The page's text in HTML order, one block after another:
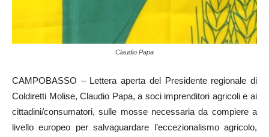
Claudio Papa
CAMPOBASSO – Lettera aperta del Presidente regionale di
Coldiretti Molise, Claudio Papa, a soci imprenditori agricoli e ai
cittadini/consumatori, sulle mosse necessaria da compiere a
livello europeo per salvaguardare l’eccezionalismo agricolo,